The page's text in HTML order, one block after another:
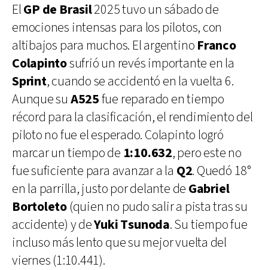
ElGP de Brasil2025 tuvo un sábado de
emociones intensas para los pilotos, con
altibajos para muchos. El argentino Franco
Colapintosufrió un revés importante en la
Sprint, cuando se accidentó en la vuelta 6.
Aunque su A525fue reparado en tiempo
récord para la clasificación, el rendimiento del
piloto no fue el esperado. Colapinto logró
marcar un tiempo de 1:10.632, pero este no
fue suficiente para avanzar a la Q2. Quedó 18°
en la parrilla, justo por delante de Gabriel
Bortoleto (quien no pudo salir a pista tras su
accidente) y deYuki Tsunoda. Su tiempo fue
incluso más lento que su mejor vuelta del
viernes (1:10.441).